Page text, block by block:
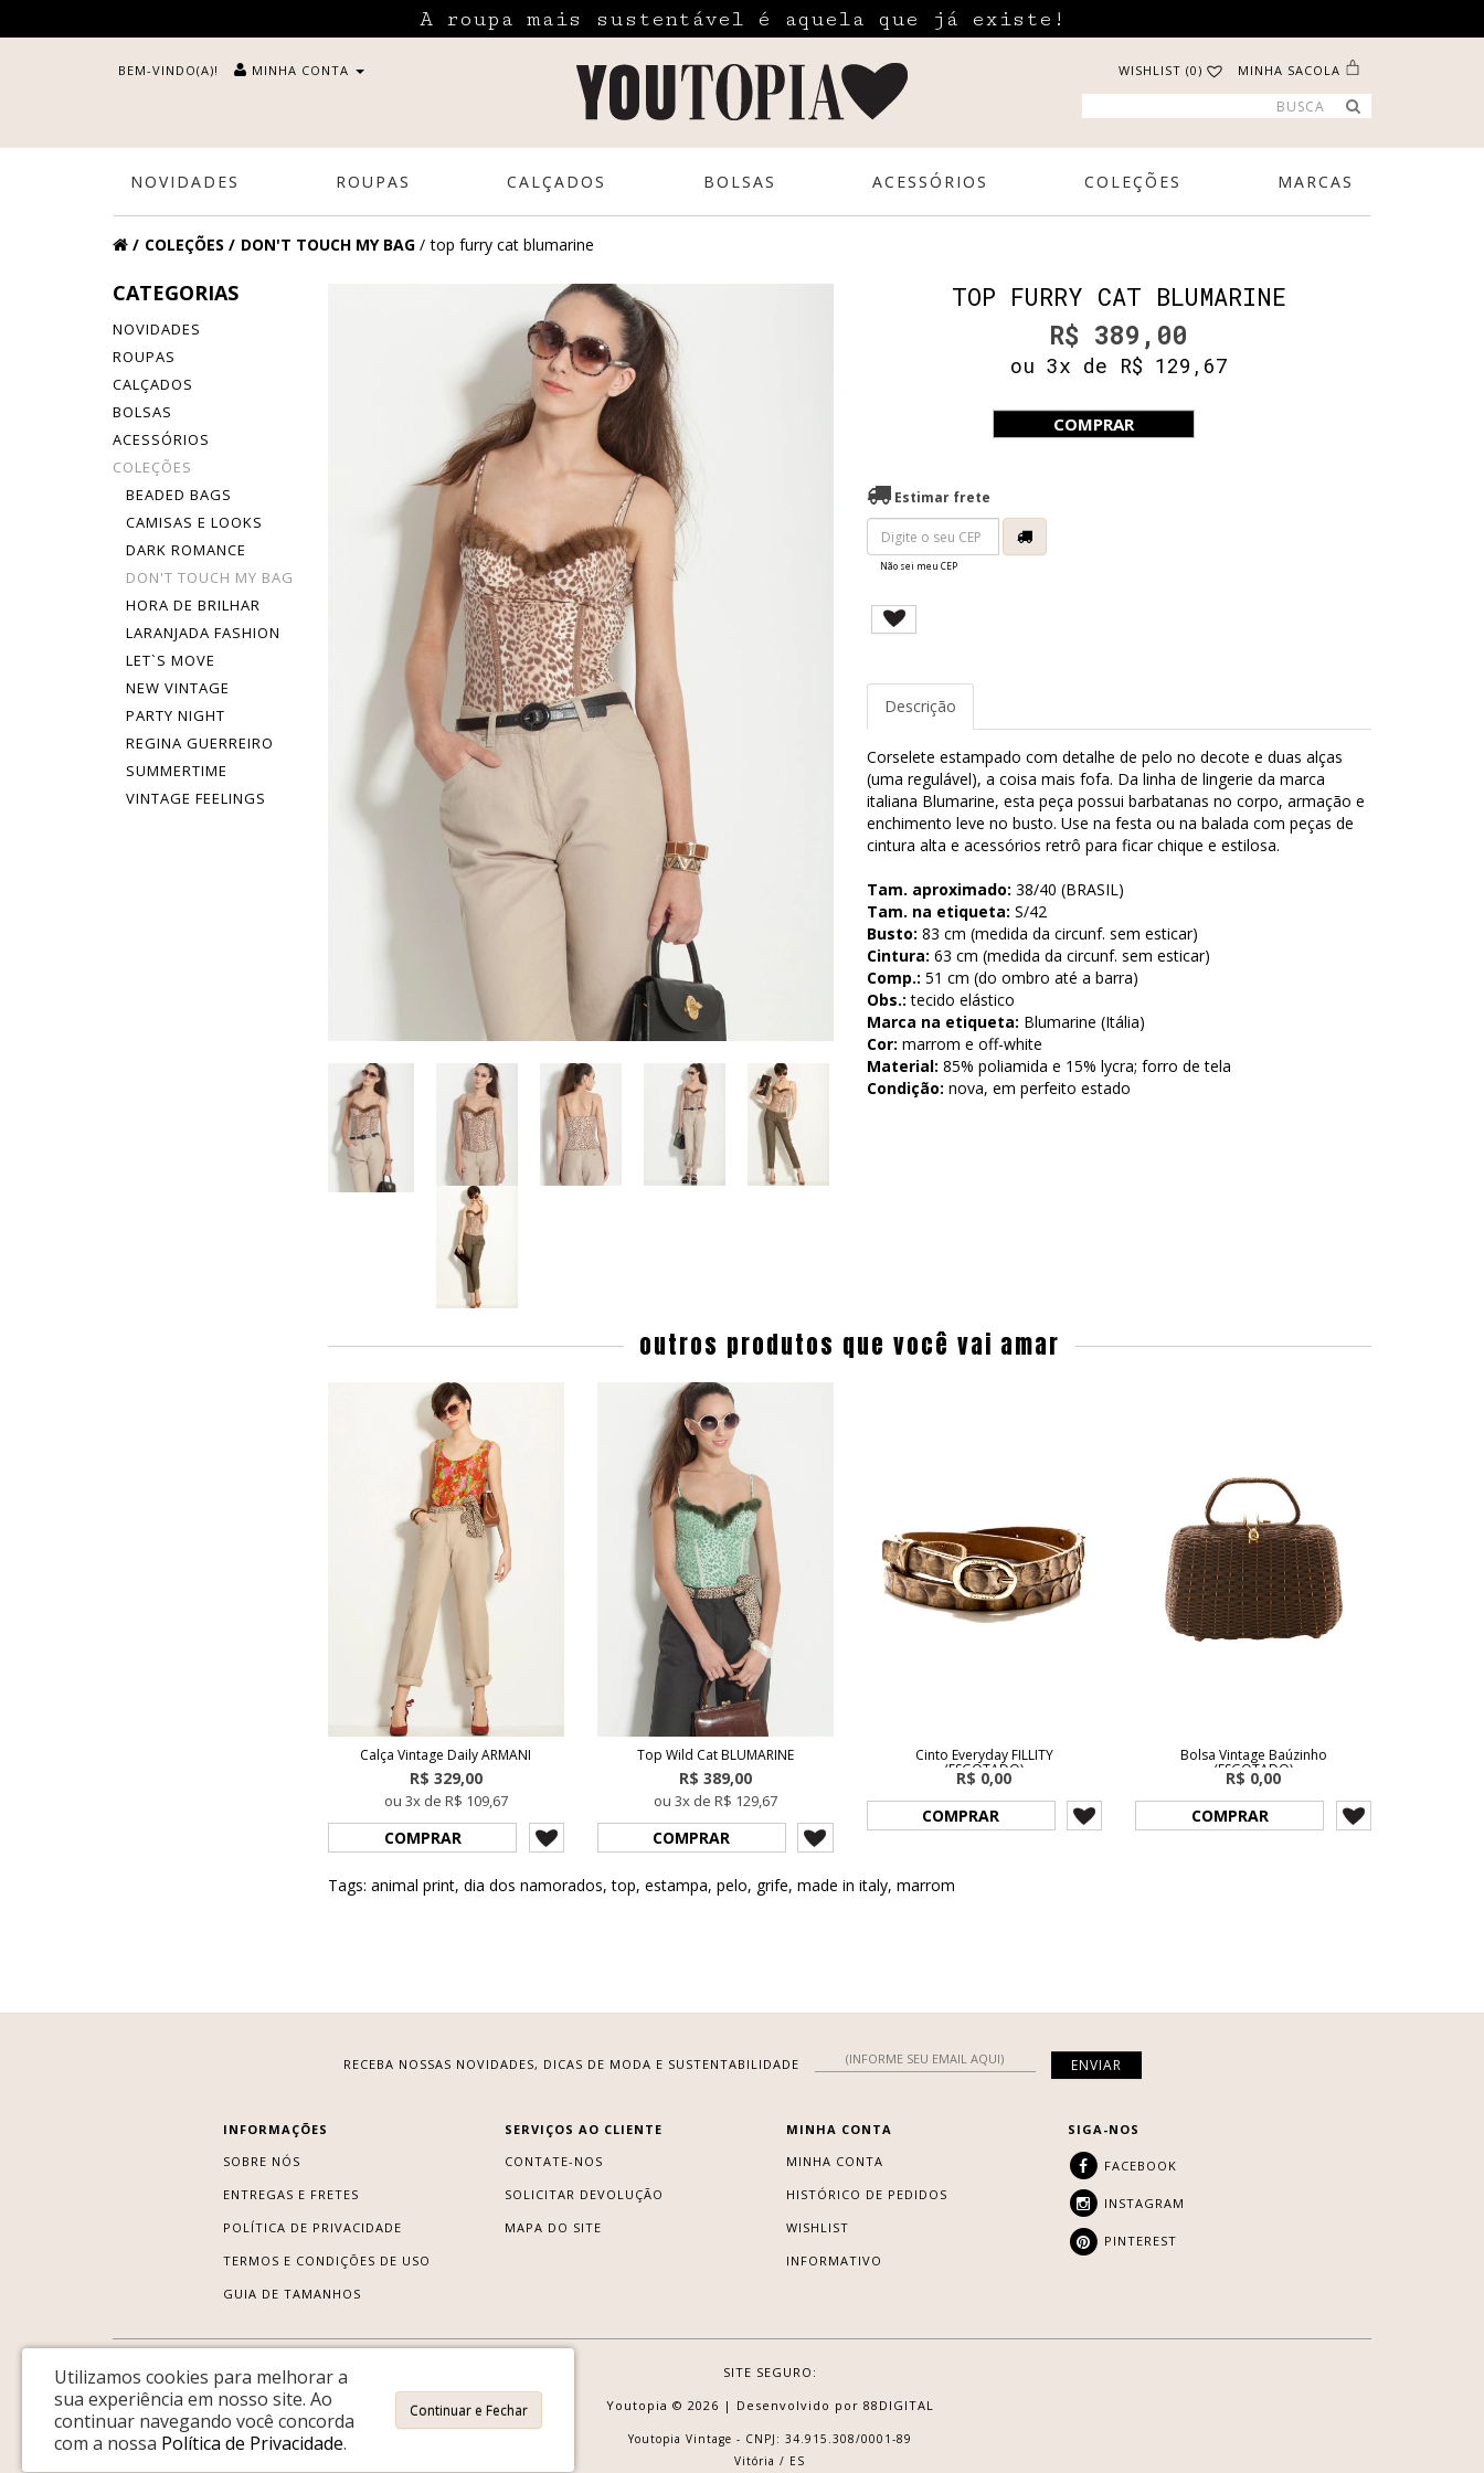
A roupa mais sustentável é aquela que já existe!
BEM-VINDO(A)! MINHA CONTA WISHLIST (0) MINHA SACOLA
NOVIDADES ROUPAS CALÇADOS BOLSAS ACESSÓRIOS COLEÇÕES MARCAS
COLEÇÕES DON'T TOUCH MY BAG top furry cat blumarine
CATEGORIAS
NOVIDADES
ROUPAS
CALÇADOS
BOLSAS
ACESSÓRIOS
COLEÇÕES
BEADED BAGS
CAMISAS E LOOKS
DARK ROMANCE
DON'T TOUCH MY BAG
HORA DE BRILHAR
LARANJADA FASHION
LET`S MOVE
NEW VINTAGE
PARTY NIGHT
REGINA GUERREIRO
SUMMERTIME
VINTAGE FEELINGS
TOP FURRY CAT BLUMARINE
R$ 389,00
ou 3x de R$ 129,67
COMPRAR
Estimar frete
Não sei meu CEP
Descrição
Corselete estampado com detalhe de pelo no decote e duas alças
(uma regulável), a coisa mais fofa. Da linha de lingerie da marca
italiana Blumarine, esta peça possui barbatanas no corpo, armação e
enchimento leve no busto. Use na festa ou na balada com peças de
cintura alta e acessórios retrô para ficar chique e estilosa.
Tam. aproximado: 38/40 (BRASIL)
Tam. na etiqueta: S/42
Busto: 83 cm (medida da circunf. sem esticar)
Cintura: 63 cm (medida da circunf. sem esticar)
Comp.: 51 cm (do ombro até a barra)
Obs.: tecido elástico
Marca na etiqueta: Blumarine (Itália)
Cor: marrom e off-white
Material: 85% poliamida e 15% lycra; forro de tela
Condição: nova, em perfeito estado
outros produtos que você vai amar
Calça Vintage Daily ARMANI
R$ 329,00
ou 3x de R$ 109,67
COMPRAR
Top Wild Cat BLUMARINE
R$ 389,00
ou 3x de R$ 129,67
COMPRAR
Cinto Everyday FILLITY
(ESGOTADO)
R$ 0,00
COMPRAR
Bolsa Vintage Baúzinho
(ESGOTADO)
R$ 0,00
COMPRAR
Tags: animal print, dia dos namorados,top, estampa, pelo, grife, made in italy, marrom
RECEBA NOSSAS NOVIDADES, DICAS DE MODA E SUSTENTABILIDADE
INFORMAÇÕES
SOBRE NÓS
ENTREGAS E FRETES
POLÍTICA DE PRIVACIDADE
TERMOS E CONDIÇÕES DE USO
GUIA DE TAMANHOS
SERVIÇOS AO CLIENTE
CONTATE-NOS
SOLICITAR DEVOLUÇÃO
MAPA DO SITE
MINHA CONTA
MINHA CONTA
HISTÓRICO DE PEDIDOS
WISHLIST
INFORMATIVO
SIGA-NOS
FACEBOOK
INSTAGRAM
PINTEREST
SITE SEGURO:
Youtopia © 2026 | Desenvolvido por 88DIGITAL
Youtopia Vintage - CNPJ: 34.915.308/0001-89
Vitória / ES
Utilizamos cookies para melhorar a
sua experiência em nosso site. Ao
continuar navegando você concorda
com a nossa Política de Privacidade.
Continuar e Fechar